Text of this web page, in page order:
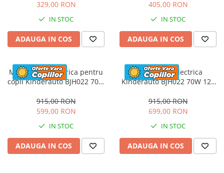
329,00 RON
IN STOC
ADAUGA IN COS
405,00 RON
IN STOC
ADAUGA IN COS
Motocicleta electrica pentru
copii Kinderauto BJH022 70W
915,00 RON
599,00 RON
IN STOC
ADAUGA IN COS
Motocicleta electrica
Kinderauto BJH022 70W 12V
culoare Rosie
915,00 RON
699,00 RON
IN STOC
ADAUGA IN COS